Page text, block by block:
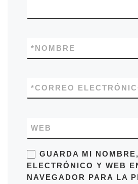
NOMBRE
*
CORREO
*
WEB
GUARDA MI
ELECTRÓNICO Y WEB
NAVEGADOR PARA LA